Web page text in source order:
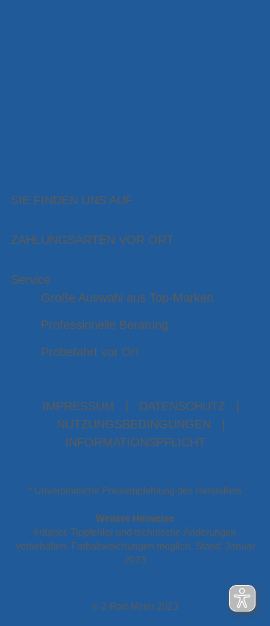
SIE FINDEN UNS AUF
ZAHLUNGSARTEN VOR ORT
Service
Große Auswahl aus Top-Marken
Professionelle Beratung
Probefahrt vor Ort
IMPRESSUM DATENSCHUTZ
NUTZUNGSBEDINGUNGEN
INFORMATIONSPFLICHT
* Unverbindliche Preisempfehlung des Herstellers
Weitere Hinweise
Irrtümer, Tippfehler und technische Änderungen
vorbehalten. Farbabweichungen möglich. Stand: Januar
2023
© 2-Rad Meier 2023